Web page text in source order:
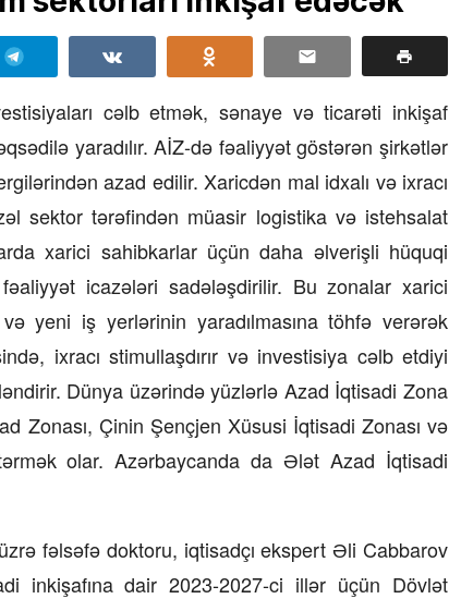
cəlb etmək, sənaye və ticarəti inkişaf
yaradılır. AİZ-də fəaliyyət göstərən şirkətlər
azad edilir. Xaricdən mal idxalı və ixracı
sektor tərəfindən müasir logistika və istehsalat
xarici sahibkarlar üçün daha əlverişli hüquqi
icazələri sadələşdirilir. Bu zonalar xarici
yeni iş yerlərinin yaradılmasına töhfə verərək
ixracı stimullaşdırır və investisiya cəlb etdiyi
Dünya üzərində yüzlərlə Azad İqtisadi Zona
Zonası, Çinin Şençjen Xüsusi İqtisadi Zonası və
olar. Azərbaycanda da Ələt Azad İqtisadi
fəlsəfə doktoru, iqtisadçı ekspert Əli Cabbarov
inkişafına dair 2023-2027-ci illər üçün Dövlət
15 İyul 2026, 13:59
Müəssisələrin qiymətləndirilməsi
üzrə Milli Reyestr yaradılsın – TƏKLİF